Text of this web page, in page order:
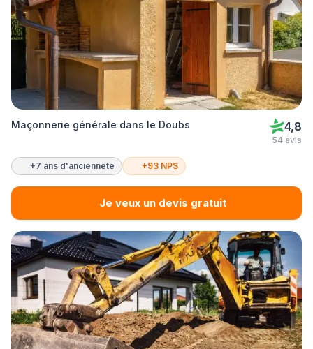
Maçonnerie générale dans le Doubs 4,8
54 avis
+7 ans d'ancienneté +93 NPS
Je veux un devis gratuit